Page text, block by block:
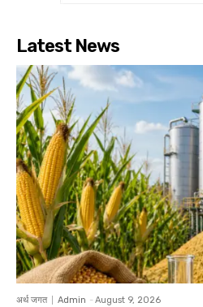
Latest News
अर्थ जगत Admin - August 9, 2026